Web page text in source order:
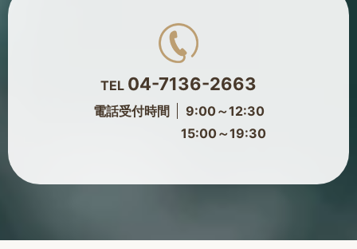
TEL 04-7136-2663
電話受付時間
9:00～12:30
15:00～19:30